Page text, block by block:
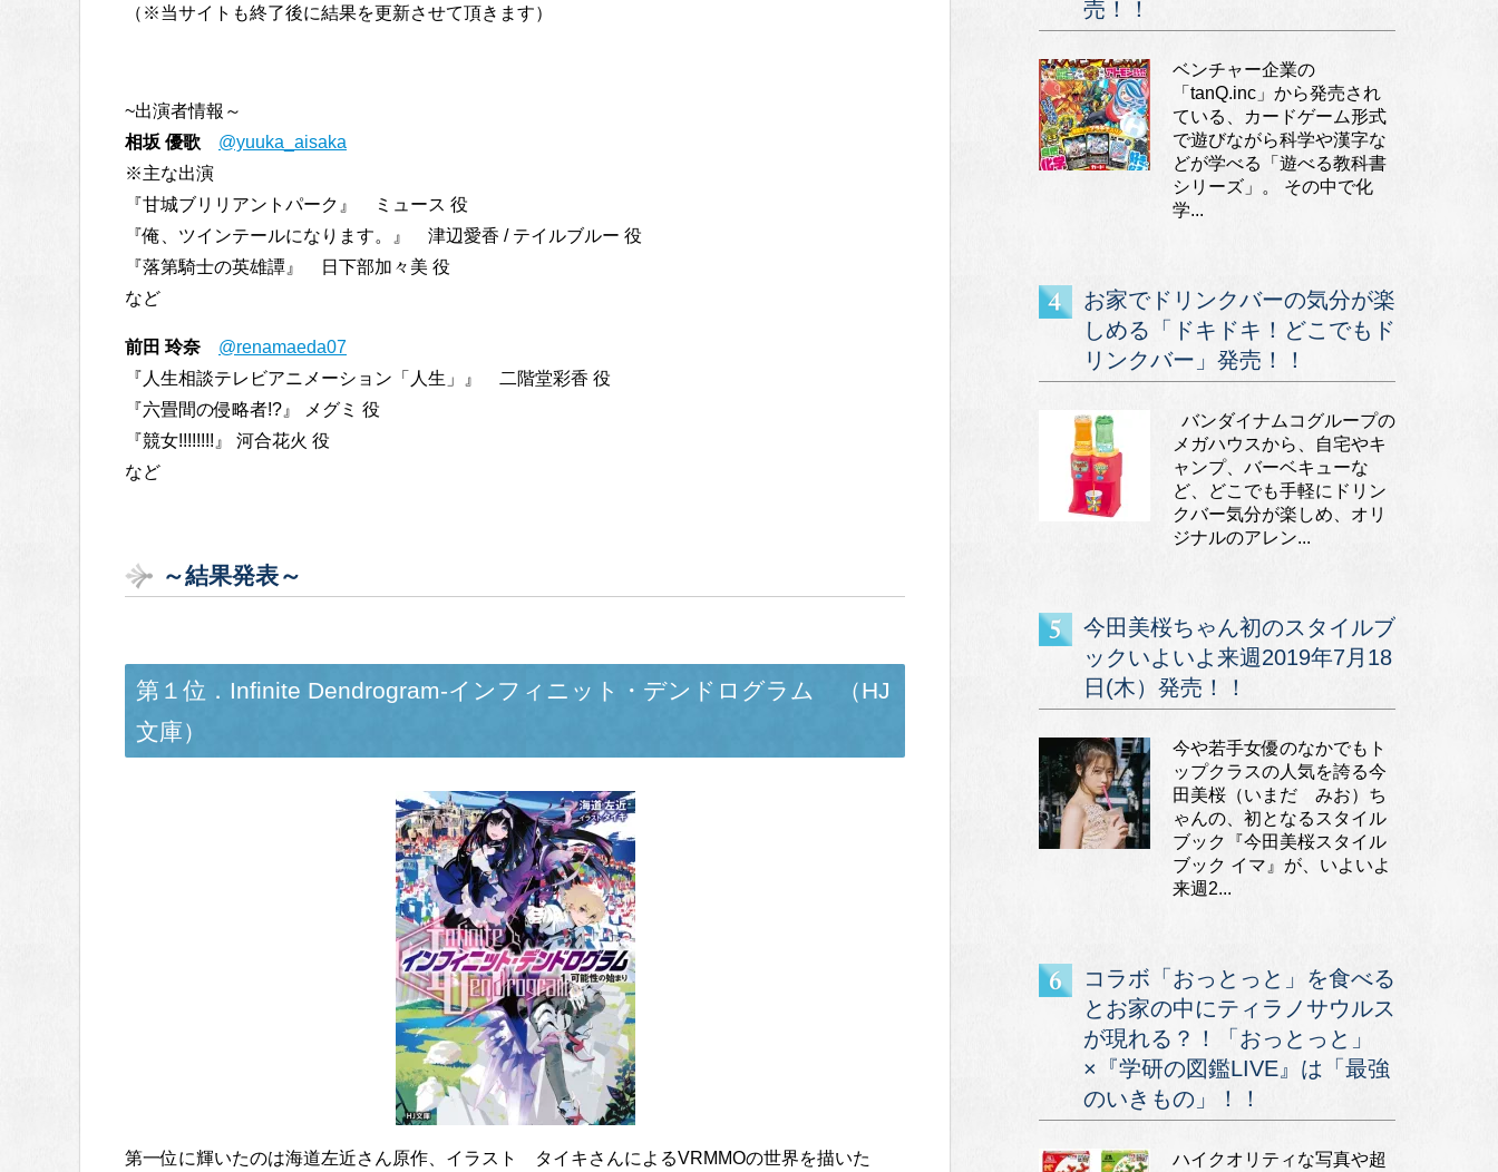
（※当サイトも終了後に結果を更新させて頂きます）
~出演者情報～
相坂 優歌
@yuuka_aisaka
※主な出演
『甘城ブリリアントパーク』 ミュース 役
『俺、ツインテールになります。』 津辺愛香 / テイルブルー 役
『落第騎士の英雄譚』 日下部加々美 役
など
前田 玲奈
@renamaeda07
『人生相談テレビアニメーション「人生」』 二階堂彩香 役
『六畳間の侵略者!?』 メグミ 役
『競女!!!!!!!!』 河合花火 役
など
～結果発表～
第１位．Infinite Dendrogram-インフィニット・デンドログラム （HJ
文庫）
第一位に輝いたのは海道左近さん原作、イラスト タイキさんによるVRMMOの世界を描いた
売！！
ベンチャー企業の
「tanQ.inc」から発売され
ている、カードゲーム形式
で遊びながら科学や漢字な
どが学べる「遊べる教科書
シリーズ」。 その中で化
学...
お家でドリンクバーの気分が楽
しめる「ドキドキ！どこでもド
リンクバー」発売！！
バンダイナムコグループの
メガハウスから、自宅やキ
ャンプ、バーベキューな
ど、どこでも手軽にドリン
クバー気分が楽しめ、オリ
ジナルのアレン...
今田美桜ちゃん初のスタイルブ
ックいよいよ来週2019年7月18
日(木）発売！！
今や若手女優のなかでもト
ップクラスの人気を誇る今
田美桜（いまだ みお）ち
ゃんの、初となるスタイル
ブック『今田美桜スタイル
ブック イマ』が、いよいよ
来週2...
コラボ「おっとっと」を食べる
とお家の中にティラノサウルス
が現れる？！「おっとっと」
×『学研の図鑑LIVE』は「最強
のいきもの」！！
ハイクオリティな写真や超